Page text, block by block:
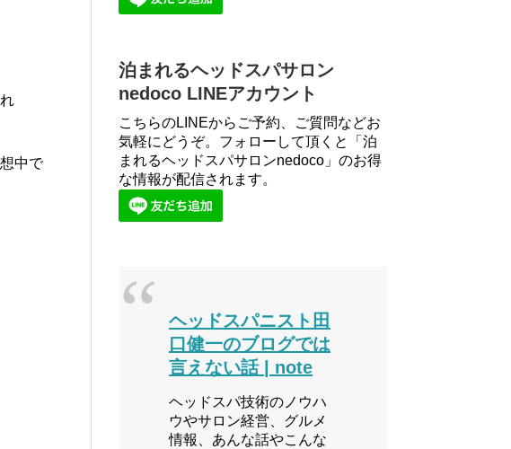
中で
泊まれるヘッドスパサロン
nedoco LINEアカウント
こちらのLINEからご予約、ご質問などお
気軽にどうぞ。フォローして頂くと「泊
まれるヘッドスパサロンnedoco」のお得
な情報が配信されます。
ヘッドスパニスト田
口健一のブログでは
言えない話 | note
ヘッドスパ技術のノウハ
ウやサロン経営、グルメ
情報、あんな話やこんな